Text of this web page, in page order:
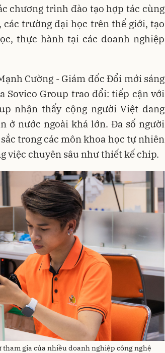
chương trình đào tạo hợp tác cùng
trường đại học trên thế giới, tạo
thực hành tại các doanh nghiệp
Cường - Giám đốc Đổi mới sáng
Sovico Group trao đổi: tiếp cận với
nhận thấy cộng người Việt đang
ở nước ngoài khá lớn. Đa số người
trong các môn khoa học tự nhiên
việc chuyên sâu như thiết kế chip.
gia của nhiều doanh nghiệp công nghệ